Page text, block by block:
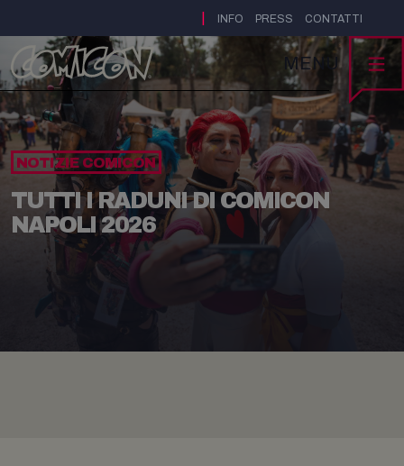
INFO PRESS CONTATTI
MENU
NOTIZIE COMICON
TUTTI I RADUNI DI COMICON
NAPOLI 2026